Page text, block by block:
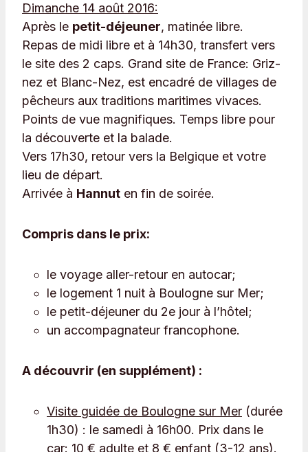
Dimanche 14 août 2016:
Après le petit-déjeuner, matinée libre.
Repas de midi libre et à 14h30, transfert vers
le site des 2 caps. Grand site de France: Griz-
nez et Blanc-Nez, est encadré de villages de
pêcheurs aux traditions maritimes vivaces.
Points de vue magnifiques. Temps libre pour
la découverte et la balade.
Vers 17h30, retour vers la Belgique et votre
lieu de départ.
Arrivée à Hannut en fin de soirée.
Compris dans le prix:
le voyage aller-retour en autocar;
le logement 1 nuit à Boulogne sur Mer;
le petit-déjeuner du 2e jour à l’hôtel;
un accompagnateur francophone.
A découvrir (en supplément) :
Visite guidée de Boulogne sur Mer (durée
1h30) : le samedi à 16h00. Prix dans le
car: 10 € adulte et 8 € enfant (3-12 ans).